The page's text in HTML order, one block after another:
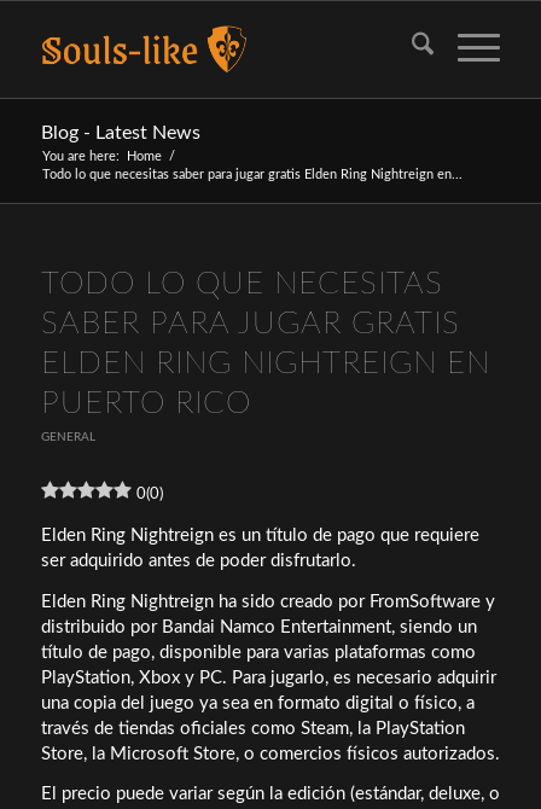
Blog - Latest News
You are here: Home
/
Todo lo que necesitas saber para jugar gratis Elden Ring Nightreign en...
TODO LO QUE NECESITAS
SABER PARA JUGAR GRATIS
ELDEN RING NIGHTREIGN EN
PUERTO RICO
GENERAL
0(0)
Elden Ring Nightreign es un título de pago que requiere
ser adquirido antes de poder disfrutarlo.
Elden Ring Nightreign ha sido creado por FromSoftware y
distribuido por Bandai Namco Entertainment, siendo un
título de pago, disponible para varias plataformas como
PlayStation, Xbox y PC. Para jugarlo, es necesario adquirir
una copia del juego ya sea en formato digital o físico, a
través de tiendas oficiales como Steam, la PlayStation
Store, la Microsoft Store, o comercios físicos autorizados.
El precio puede variar según la edición (estándar, deluxe, o